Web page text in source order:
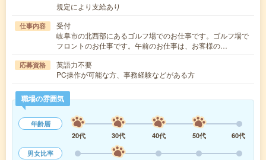
規定により支給あり
仕事内容
受付
岐阜市の北西部にあるゴルフ場でのお仕事です。ゴルフ場で
フロントのお仕事です。午前のお仕事は、お客様の…
応募資格
英語力不要
PC操作が可能な方、事務経験などがある方
職場の雰囲気
年齢層
20代
30代 40代 50代
60代
男女比率